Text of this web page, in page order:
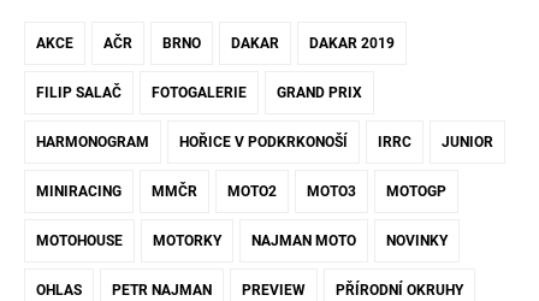
AKCE AČR BRNO DAKAR DAKAR 2019
FILIP SALAČ FOTOGALERIE GRAND PRIX
HARMONOGRAM HOŘICE V PODKRKONOŠÍ IRRC JUNIOR
MINIRACING MMČR MOTO2 MOTO3 MOTOGP
MOTOHOUSE MOTORKY NAJMAN MOTO NOVINKY
OHLAS PETR NAJMAN PREVIEW PŘÍRODNÍ OKRUHY